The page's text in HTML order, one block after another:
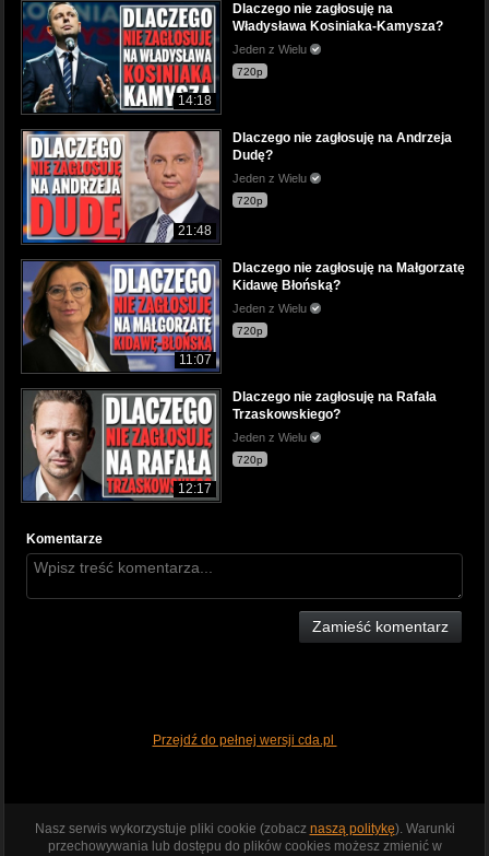
14:18
Dlaczego nie zagłosuję na
Władysława Kosiniaka-Kamysza?
Jeden z Wielu
720p
21:48
Dlaczego nie zagłosuję na Andrzeja
Dudę?
Jeden z Wielu
720p
11:07
Dlaczego nie zagłosuję na Małgorzatę
Kidawę Błońską?
Jeden z Wielu
720p
12:17
Dlaczego nie zagłosuję na Rafała
Trzaskowskiego?
Jeden z Wielu
720p
Komentarze
Zamieść komentarz
Przejdź do pełnej wersji cda.pl
Nasz serwis wykorzystuje pliki cookie (zobacz naszą politykę). Warunki
przechowywania lub dostępu do plików cookies możesz zmienić w